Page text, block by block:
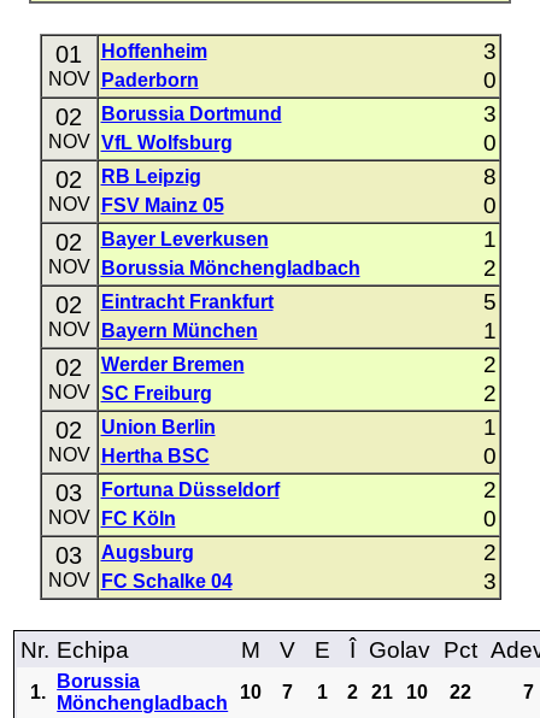
01
NOV
Hoffenheim 3
Paderborn 0
02
NOV
Borussia Dortmund 3
VfL Wolfsburg 0
02
NOV
RB Leipzig 8
FSV Mainz 05 0
02
NOV
Bayer Leverkusen 1
Borussia Mönchengladbach 2
02
NOV
Eintracht Frankfurt 5
Bayern München 1
02
NOV
Werder Bremen 2
SC Freiburg 2
02
NOV
Union Berlin 1
Hertha BSC 0
03
NOV
Fortuna Düsseldorf 2
FC Köln 0
03
NOV
Augsburg 2
FC Schalke 04 3
Nr. Echipa M V E Î Golav Pct
1.
Borussia
Mönchengladbach
10 7 1 2 21 10 22 7